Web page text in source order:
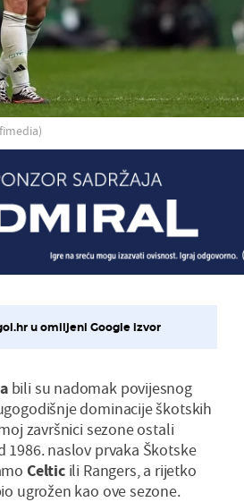
u omiljeni Google izvor
bili su nadomak povijesnog
dominacije škotskih
završnici sezone ostali
1986. naslov prvaka Škotske
Celtic ili Rangers, a rijetko
ugrožen kao ove sezone.